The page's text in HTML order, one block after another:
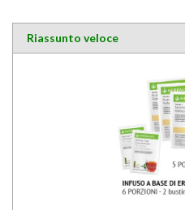
Riassunto veloce